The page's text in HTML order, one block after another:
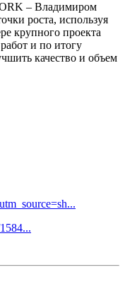
– Владимиром
роста, используя
крупного проекта
и по итогу
качество и объем